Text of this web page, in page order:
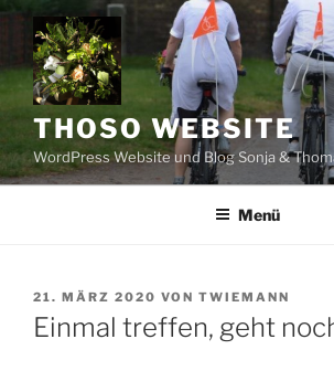
Zum
Inhalt
springen
THOSO WEBSITE
WordPress Website und Blog Sonja &
Menü
VERÖFFENTLICHT
AM
21. MÄRZ 2020 VON TWIEMANN
Einmal treffen, geht